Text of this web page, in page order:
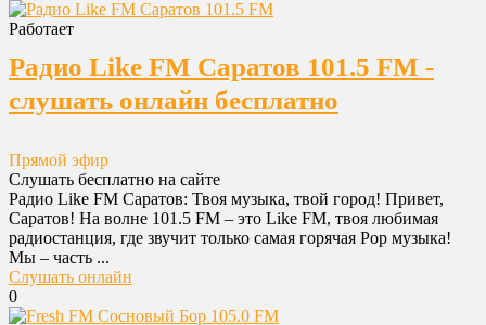
Работает
Радио Like FM Саратов 101.5 FM -
слушать онлайн бесплатно
Прямой эфир
Слушать бесплатно на сайте
Радио Like FM Саратов: Твоя музыка, твой город! Привет,
Саратов! На волне 101.5 FM – это Like FM, твоя любимая
радиостанция, где звучит только самая горячая Pop музыка!
Мы – часть ...
Слушать онлайн
0